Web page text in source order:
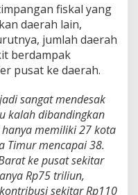
fiskal yang
daerah lain,
jumlah daerah
berdampak
pusat ke daerah.
sangat mendesak
kalah dibandingkan
hanya memiliki 27 kota
Timur mencapai 38.
ke pusat sekitar
Rp75 triliun,
sekitar Rp110